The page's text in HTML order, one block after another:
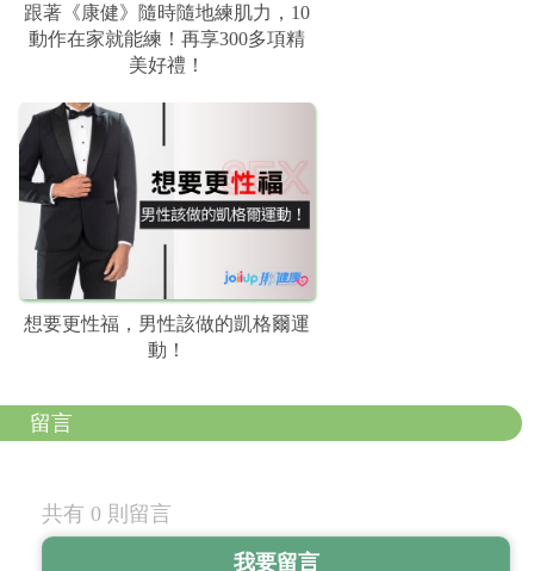
跟著《康健》隨時隨地練肌力，10
動作在家就能練！再享300多項精
美好禮！
想要更性福，男性該做的凱格爾運
動！
留言
共有 0 則留言